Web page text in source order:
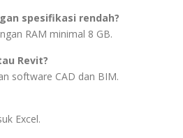
spesifikasi rendah?
RAM minimal 8 GB.
Revit?
software CAD dan BIM.
Excel.